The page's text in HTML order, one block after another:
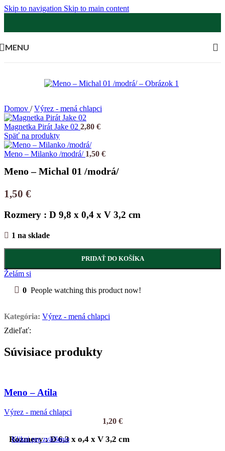
Skip to navigation Skip to main content
MENU
Klikni pre zväčšenie
Domov / Výrez - mená chlapci
Magnetka Pirát Jake 02 2,80 €
Späť na produkty
Meno – Milanko /modrá/ 1,50 €
Meno – Michal 01 /modrá/
1,50 €
Rozmery : D 9,8 x 0,4 x V 3,2 cm
1 na sklade
PRIDAŤ DO KOŠÍKA
Želám si
0 People watching this product now!
Kategória: Výrez - mená chlapci
Zdieľať:
Súvisiace produkty
Meno – Atila
Výrez - mená chlapci
1,20 €
Rozmery : D 6,3 x o,4 x V 3,2 cm